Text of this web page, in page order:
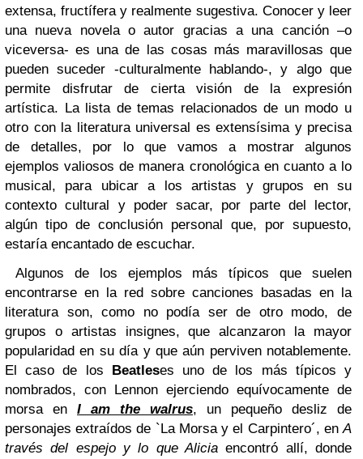
extensa, fructífera y realmente sugestiva. Conocer y leer
una nueva novela o autor gracias a una canción –o
viceversa- es una de las cosas más maravillosas que
pueden suceder -culturalmente hablando-, y algo que
permite disfrutar de cierta visión de la expresión
artística. La lista de temas relacionados de un modo u
otro con la literatura universal es extensísima y precisa
de detalles, por lo que vamos a mostrar algunos
ejemplos valiosos de manera cronológica en cuanto a lo
musical, para ubicar a los artistas y grupos en su
contexto cultural y poder sacar, por parte del lector,
algún tipo de conclusión personal que, por supuesto,
estaría encantado de escuchar.
Algunos de los ejemplos más típicos que suelen
encontrarse en la red sobre canciones basadas en la
literatura son, como no podía ser de otro modo, de
grupos o artistas insignes, que alcanzaron la mayor
popularidad en su día y que aún perviven notablemente.
El caso de los Beatleses uno de los más típicos y
nombrados, con Lennon ejerciendo equívocamente de
morsa en I am the walrus, un pequeño desliz de
personajes extraídos de `La Morsa y el Carpintero´, enA
través del espejo y lo que Alicia encontró allí, donde